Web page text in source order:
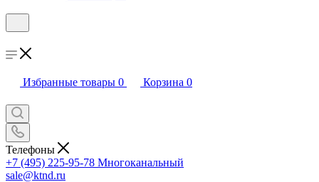
Избранные товары 0 Корзина 0
Телефоны
+7 (495) 225-95-78 Многоканальный
sale@ktnd.ru